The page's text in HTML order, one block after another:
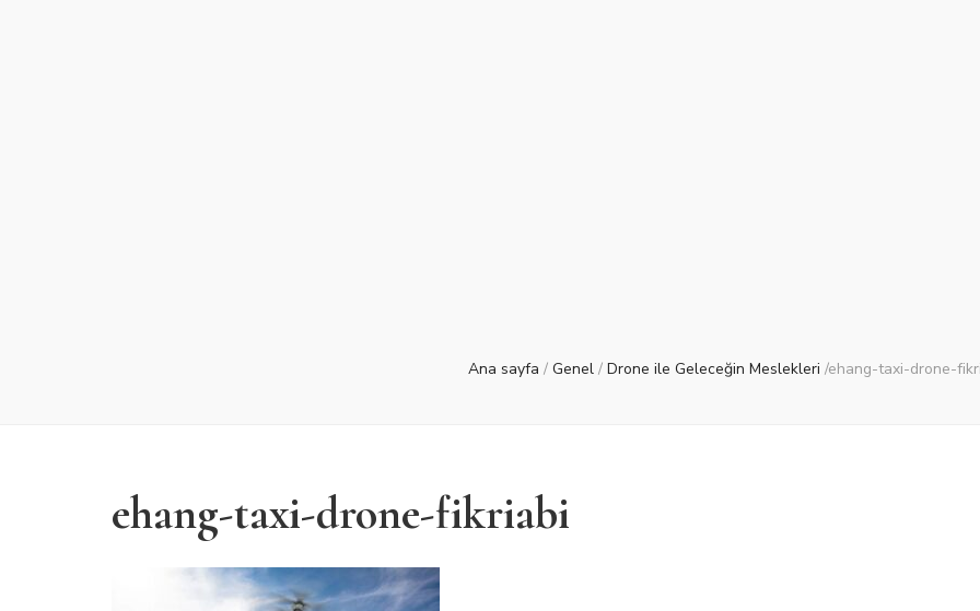
Ana sayfa / Genel / Drone ile Geleceğin Meslekleri /ehang-taxi-drone-
ehang-taxi-drone-fikriabi